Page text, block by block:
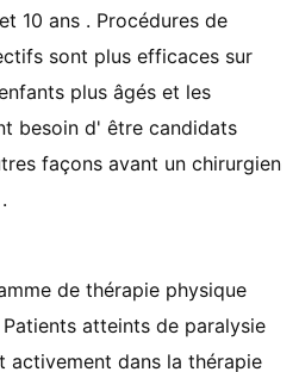
10 ans . Procédures de
sont plus efficaces sur
plus âgés et les
besoin d' être candidats
façons avant un chirurgien
de thérapie physique
atteints de paralysie
activement dans la thérapie